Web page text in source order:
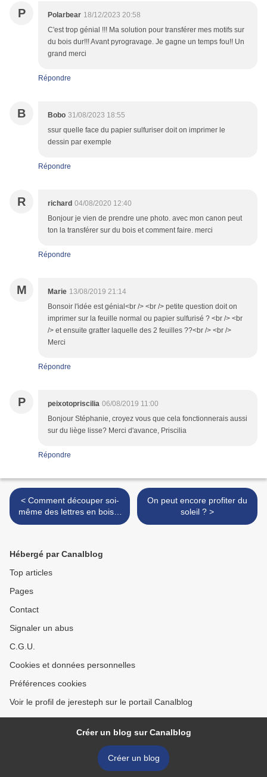
P Polarbear 18/12/2023 20:58
C'est trop génial !!! Ma solution pour transférer mes motifs sur
du bois dur!!! Avant pyrogravage. Je gagne un temps fou!! Un
grand merci
Répondre
B Bobo 31/08/2023 18:55
ssur quelle face du papier sulfuriser doit on imprimer le
dessin par exemple
Répondre
R richard 04/08/2020 12:40
Bonjour je vien de prendre une photo. avec mon canon peut
ton la transférer sur du bois et comment faire. merci
Répondre
M Marie 13/08/2019 21:14
Bonsoir l'idée est génial<br /> <br /> petite question doit on
imprimer sur la feuille normal ou papier sulfurisé ? <br /> <br
/> et ensuite gratter laquelle des 2 feuilles ??<br /> <br />
Merci
Répondre
P peixotopriscilia 06/08/2019 11:00
Bonjour Stéphanie, croyez vous que cela fonctionnerais aussi
sur du liège lisse? Merci d'avance, Priscilia
Répondre
< Comment découper soi-
même des lettres en bois à
la scie à chantourner ou à
On peut encore profiter du
soleil ? >
Hébergé par Canalblog
Top articles
Pages
Contact
Signaler un abus
C.G.U.
Cookies et données personnelles
Préférences cookies
Voir le profil de jeresteph sur le portail Canalblog
Créer un blog sur Canalblog
Créer un blog